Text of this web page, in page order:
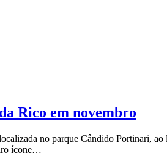
Rico em novembro
no parque Cândido Portinari,
ícone…